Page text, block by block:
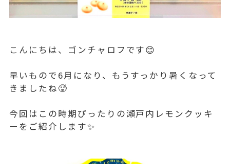
こんにちは、ゴンチャロフです😊
早いもので6月になり、もうすっかり暑くなって
きましたね🥵
今回はこの時期ぴったりの瀬戸内レモンクッキ
ーをご紹介します✨